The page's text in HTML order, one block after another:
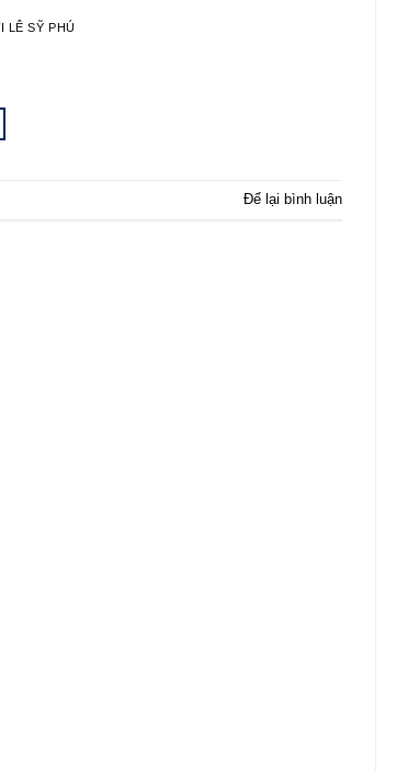
LÊ SỸ PHÚ
Để lại bình luận